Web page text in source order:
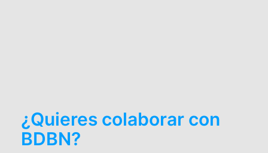
¿Quieres colaborar con
BDBN?